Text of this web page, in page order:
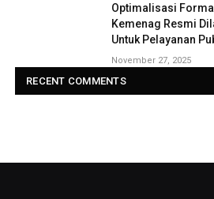
Optimalisasi
Kemenag Resmi
Untuk Pelayanan
November 27, 2025
RECENT COMMENTS